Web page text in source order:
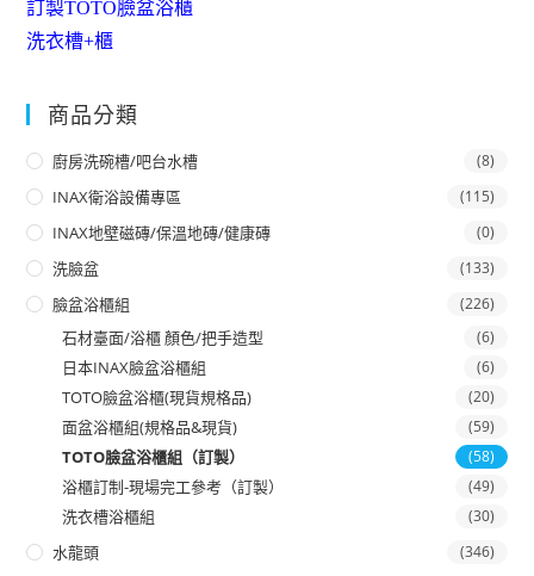
訂製TOTO臉盆浴櫃
洗衣槽+櫃
商品分類
廚房洗碗槽/吧台水槽 (8)
INAX衛浴設備專區 (115)
INAX地壁磁磚/保溫地磚/健康磚 (0)
洗臉盆 (133)
臉盆浴櫃組 (226)
石材臺面/浴櫃 顏色/把手造型 (6)
日本INAX臉盆浴櫃組 (6)
TOTO臉盆浴櫃(現貨規格品) (20)
面盆浴櫃組(規格品&現貨) (59)
TOTO臉盆浴櫃組（訂製） (58)
浴櫃訂制-現場完工參考（訂製） (49)
洗衣槽浴櫃組 (30)
水龍頭 (346)